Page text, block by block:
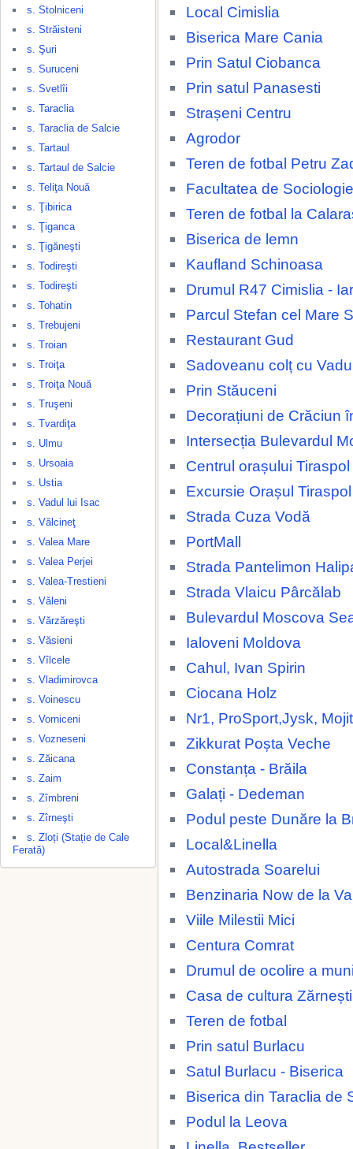
s. Stolniceni
s. Străisteni
s. Şuri
s. Suruceni
s. Svetlîi
s. Taraclia
s. Taraclia de Salcie
s. Tartaul
s. Tartaul de Salcie
s. Teliţa Nouă
s. Ţibirica
s. Ţiganca
s. Ţigăneşti
s. Todireşti
s. Todireşti
s. Tohatin
s. Trebujeni
s. Troian
s. Troiţa
s. Troiţa Nouă
s. Truşeni
s. Tvardiţa
s. Ulmu
s. Ursoaia
s. Ustia
s. Vadul lui Isac
s. Vălcineţ
s. Valea Mare
s. Valea Perjei
s. Valea-Trestieni
s. Văleni
s. Vărzăreşti
s. Văsieni
s. Vîlcele
s. Vladimirovca
s. Voinescu
s. Vorniceni
s. Vozneseni
s. Zăicana
s. Zaim
s. Zîmbreni
s. Zîrneşti
s. Zloți (Stație de Cale
Ferată)
Local Cimislia
Biserica Mare Cania
Prin Satul Ciobanca
Prin satul Panasesti
Strașeni Centru
Agrodor
Teren de fotbal Petru
Facultatea de
Teren de fotbal la
Biserica de lemn
Kaufland Schinoasa
Drumul R47 Cimislia -
Parcul Stefan cel Mare
Restaurant Gud
Sadoveanu colț cu
Prin Stăuceni
Decorațiuni de Crăciun
Intersecția Bulevardul
Centrul orașului Tiraspol
Excursie Orașul Tiraspol
Strada Cuza Vodă
PortMall
Strada Pantelimon
Strada Vlaicu Pârcălab
Bulevardul Moscova
Ialoveni Moldova
Cahul, Ivan Spirin
Ciocana Holz
Nr1, ProSport,Jysk,
Zikkurat Poșta Veche
Constanța - Brăila
Galați - Dedeman
Podul peste Dunăre la
Local&Linella
Autostrada Soarelui
Benzinaria Now de la
Viile Milestii Mici
Centura Comrat
Drumul de ocolire a
Casa de cultura Zărnești
Teren de fotbal
Prin satul Burlacu
Satul Burlacu - Biserica
Biserica din Taraclia de
Podul la Leova